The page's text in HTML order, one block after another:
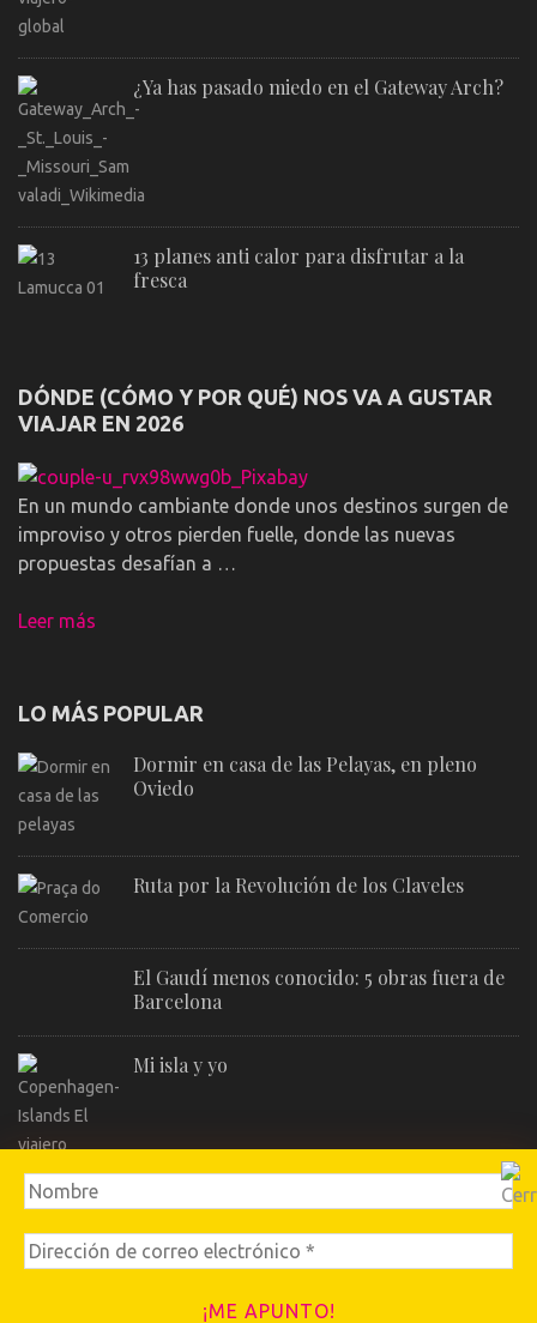
¿Ya has pasado miedo en el Gateway Arch?
13 planes anti calor para disfrutar a la
fresca
DÓNDE (CÓMO Y POR QUÉ) NOS VA A GUSTAR
VIAJAR EN 2026
En un mundo cambiante donde unos destinos surgen de
improviso y otros pierden fuelle, donde las nuevas
propuestas desafían a …
Leer más
LO MÁS POPULAR
Dormir en casa de las Pelayas, en pleno
Oviedo
Ruta por la Revolución de los Claveles
El Gaudí menos conocido: 5 obras fuera de
Barcelona
Mi isla y yo
JAZZahara, el jazz que vino del sur